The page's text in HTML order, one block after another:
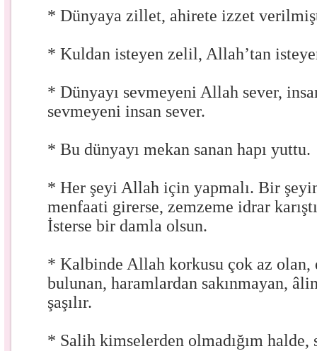
* Dünyaya zillet, ahirete izzet
* Kuldan isteyen zelil, Allah’tan
* Dünyayı sevmeyeni Allah sever,
sevmeyeni insan sever.
* Bu dünyayı mekan sanan hapı yuttu.
* Her şeyi Allah için yapmalı. Bir
menfaati girerse, zemzeme idrar
İsterse bir damla olsun.
* Kalbinde Allah korkusu çok az olan,
bulunan, haramlardan sakınmayan,
şaşılır.
* Salih kimselerden olmadığım